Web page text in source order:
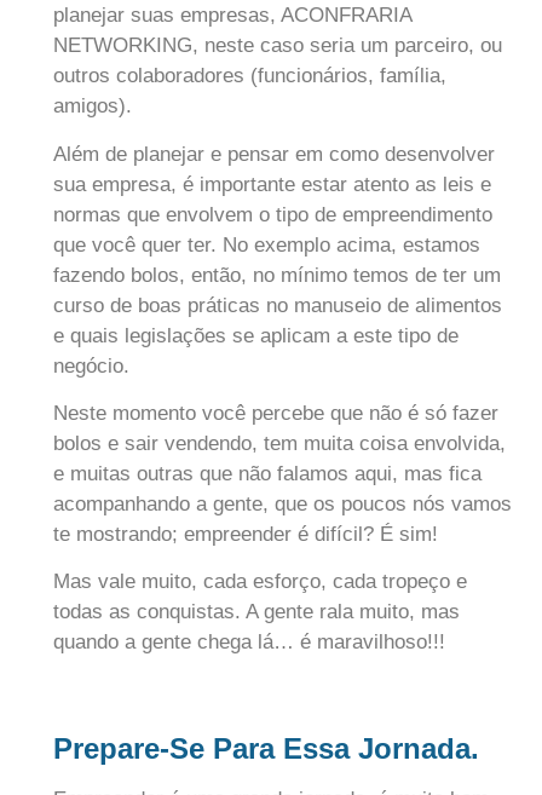
planejar suas empresas, ACONFRARIA
NETWORKING, neste caso seria um parceiro, ou
outros colaboradores (funcionários, família,
amigos).
Além de planejar e pensar em como desenvolver
sua empresa, é importante estar atento as leis e
normas que envolvem o tipo de empreendimento
que você quer ter. No exemplo acima, estamos
fazendo bolos, então, no mínimo temos de ter um
curso de boas práticas no manuseio de alimentos
e quais legislações se aplicam a este tipo de
negócio.
Neste momento você percebe que não é só fazer
bolos e sair vendendo, tem muita coisa envolvida,
e muitas outras que não falamos aqui, mas fica
acompanhando a gente, que os poucos nós vamos
te mostrando; empreender é difícil? É sim!
Mas vale muito, cada esforço, cada tropeço e
todas as conquistas. A gente rala muito, mas
quando a gente chega lá… é maravilhoso!!!
Prepare-Se Para Essa Jornada.